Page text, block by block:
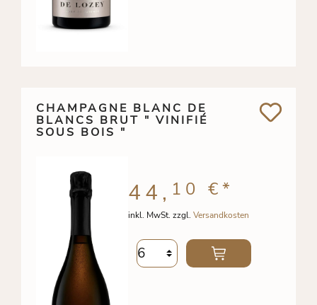
CHAMPAGNE BLANC DE
BLANCS BRUT " VINIFIÉ
SOUS BOIS "
inkl. MwSt. zzgl. Versandkosten
44, 10 €*